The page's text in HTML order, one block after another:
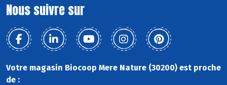
Nous suivre sur
Votre magasin Biocoop Mere Nature (30200) est proche
de :